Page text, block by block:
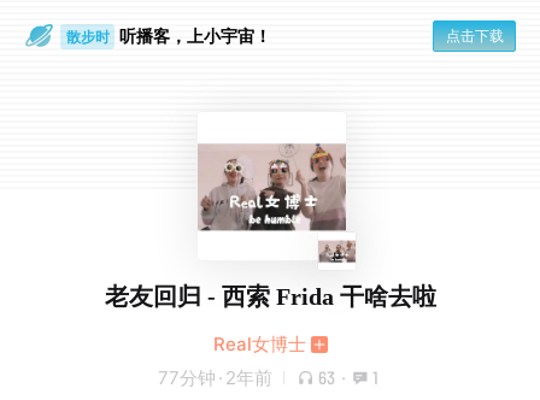
散步时 听播客，上小宇宙！ 点击下载
老友回归 - 西索 Frida 干啥去啦
Real女博士
77分钟 · 2年前 63 · 1